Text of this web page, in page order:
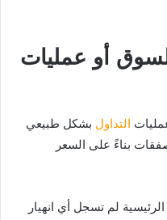
أو عمليات
التداول بشكل طبيعي
بناءً على السعر
لم تسجل أي انهيار